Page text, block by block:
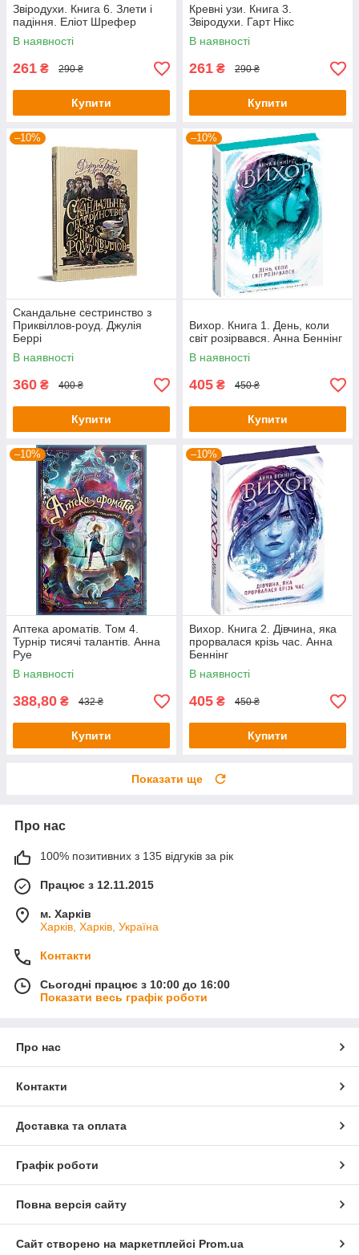
Звіродухи. Книга 6. Злети і
падіння. Еліот Шрефер
В наявності
261 ₴ 290 ₴
Купити
Кревні узи. Книга 3.
Звіродухи. Гарт Нікс
В наявності
261 ₴ 290 ₴
Купити
–10%
Скандальне сестринство з
Приквіллов-роуд. Джулія
Беррі
В наявності
360 ₴ 400 ₴
Купити
–10%
Вихор. Книга 1. День, коли
світ розірвався. Анна Беннінг
В наявності
405 ₴ 450 ₴
Купити
–10%
Аптека ароматів. Том 4.
Турнір тисячі талантів. Анна
Руе
В наявності
388,80 ₴ 432 ₴
Купити
–10%
Вихор. Книга 2. Дівчина, яка
прорвалася крізь час. Анна
Беннінг
В наявності
405 ₴ 450 ₴
Купити
Показати ще
Про нас
100% позитивних з 135 відгуків за рік
Працює з 12.11.2015
м. Харків
Харків, Харків, Україна
Контакти
Сьогодні працює з 10:00 до 16:00
Показати весь графік роботи
Про нас
Контакти
Доставка та оплата
Графік роботи
Повна версія сайту
Сайт створено на маркетплейсі Prom.ua